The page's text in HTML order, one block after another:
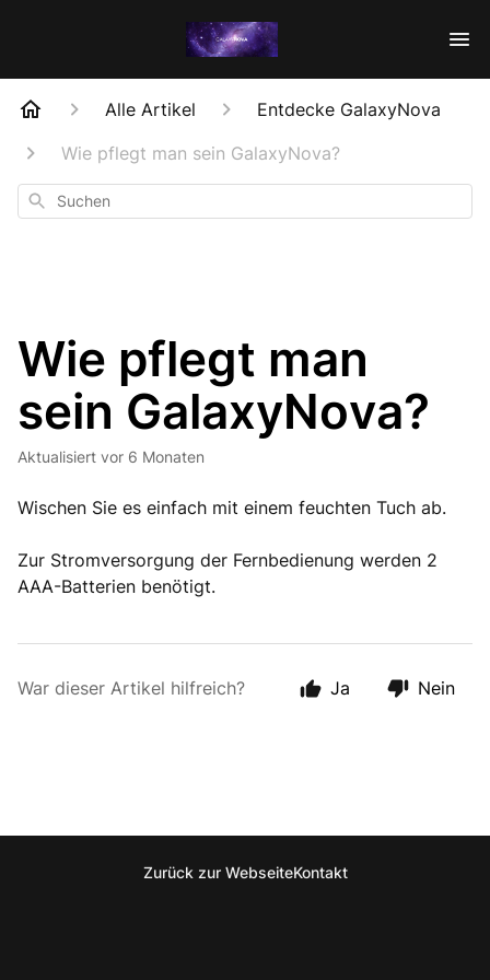
Alle Artikel
Entdecke GalaxyNova
Wie pflegt man sein GalaxyNova?
Suchen
Wie pflegt man
sein GalaxyNova?
Aktualisiert vor 6 Monaten
Wischen Sie es einfach mit einem feuchten Tuch ab.
Zur Stromversorgung der Fernbedienung werden 2
AAA-Batterien benötigt.
War dieser Artikel hilfreich? Ja Nein
Zurück zur WebseiteKontakt